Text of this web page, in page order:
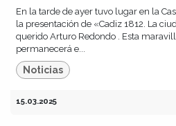
En la tarde de ayer tuvo lugar en la
la presentación de «Cadiz 1812. La
querido Arturo Redondo . Esta
permanecerá e...
Noticias
15.03.2025